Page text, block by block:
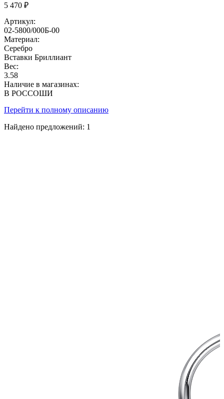
5 470 ₽
Артикул:
02-5800/000Б-00
Материал:
Серебро
Вставки Бриллиант
Вес:
3.58
Наличие в магазинах:
В РОССОШИ
Перейти к полному описанию
Найдено предложений: 1